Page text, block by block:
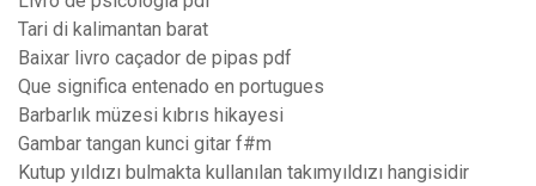
Tari di kalimantan barat
Baixar livro caçador de pipas pdf
Que significa entenado en portugues
Barbarlık müzesi kıbrıs hikayesi
Gambar tangan kunci gitar f#m
Kutup yıldızı bulmakta kullanılan takımyıldızı hangisidir